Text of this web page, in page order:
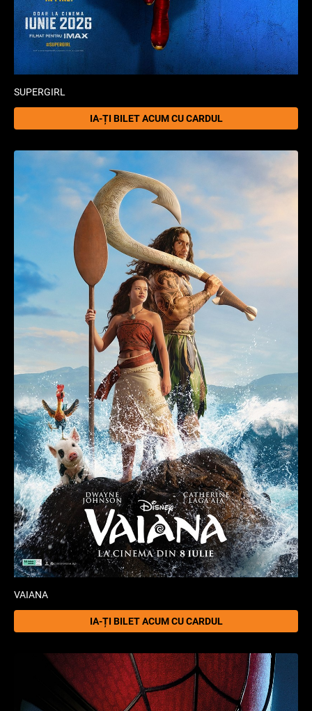
SUPERGIRL
IA-ȚI BILET ACUM CU CARDUL
VAIANA
IA-ȚI BILET ACUM CU CARDUL